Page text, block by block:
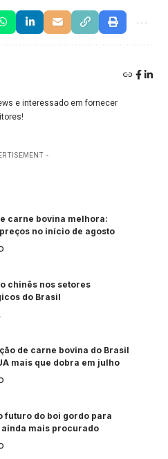
e interessado em fornecer
-
carne bovina melhora:
no início de agosto
chinês nos setores
do Brasil
de carne bovina do Brasil
mais que dobra em julho
futuro do boi gordo para
mais procurado